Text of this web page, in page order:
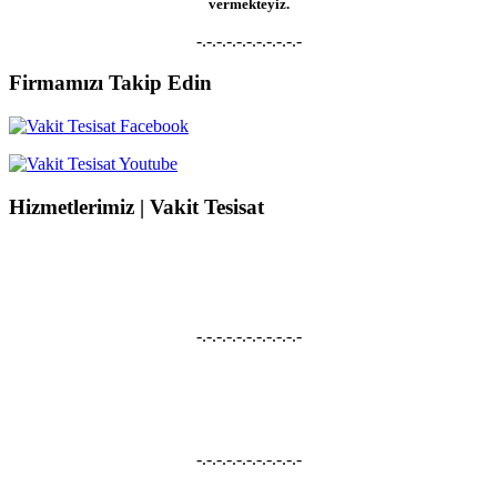
vermekteyiz.
-.-.-.-.-.-.-.-.-.-.-
Firmamızı Takip Edin
Hizmetlerimiz | Vakit Tesisat
-.-.-.-.-.-.-.-.-.-.-
-.-.-.-.-.-.-.-.-.-.-